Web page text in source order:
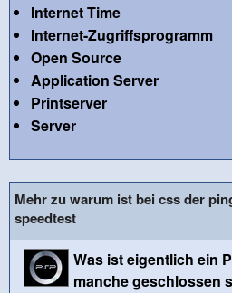
Internet Time
Internet-Zugriffsprogramm
Open Source
Application Server
Printserver
Server
Mehr zu warum ist bei css der
speedtest
Was ist eigentlich ein
manche geschlossen